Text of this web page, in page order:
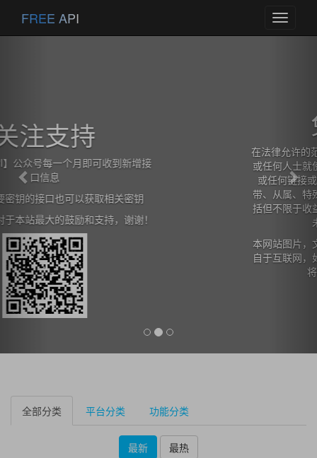
Toggle
FREE API
在法律允许的范围内，本网站在此声明,不承担用户
或任何人士就使用或未能使用本网站所提供的信息
或任何链接或项目所引致的任何直接、间接、附
带、从属、特殊、惩罚性或惩戒性的损害赔偿（包
括但不限于收益、预期利润的损失或失去的业务、
未实现预期的节省）。
本网站图片，文字，接口信息之类版权申明，皆来
自于互联网，如果侵犯，请及时通知我们，本网站
Previous
全部分类 平台分类 功能分类
最新 最热